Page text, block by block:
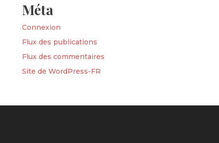
Méta
Connexion
Flux des publications
Flux des commentaires
Site de WordPress-FR